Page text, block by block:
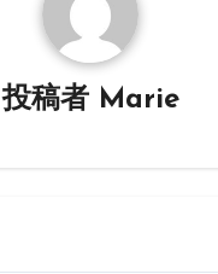
投稿者 Marie